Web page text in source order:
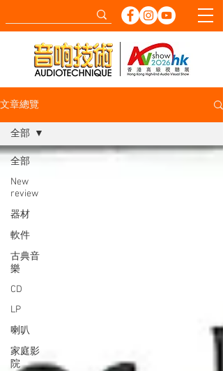
文章總覽
全部
New
review
器材
軟件
古典音
樂
CD
LP
喇叭
家庭影
院
全部